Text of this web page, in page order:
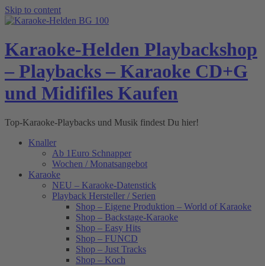
Skip to content
Karaoke-Helden Playbackshop
– Playbacks – Karaoke CD+G
und Midifiles Kaufen
Top-Karaoke-Playbacks und Musik findest Du hier!
Knaller
Ab 1Euro Schnapper
Wochen / Monatsangebot
Karaoke
NEU – Karaoke-Datenstick
Playback Hersteller / Serien
Shop – Eigene Produktion – World of Karaoke
Shop – Backstage-Karaoke
Shop – Easy Hits
Shop – FUNCD
Shop – Just Tracks
Shop – Koch